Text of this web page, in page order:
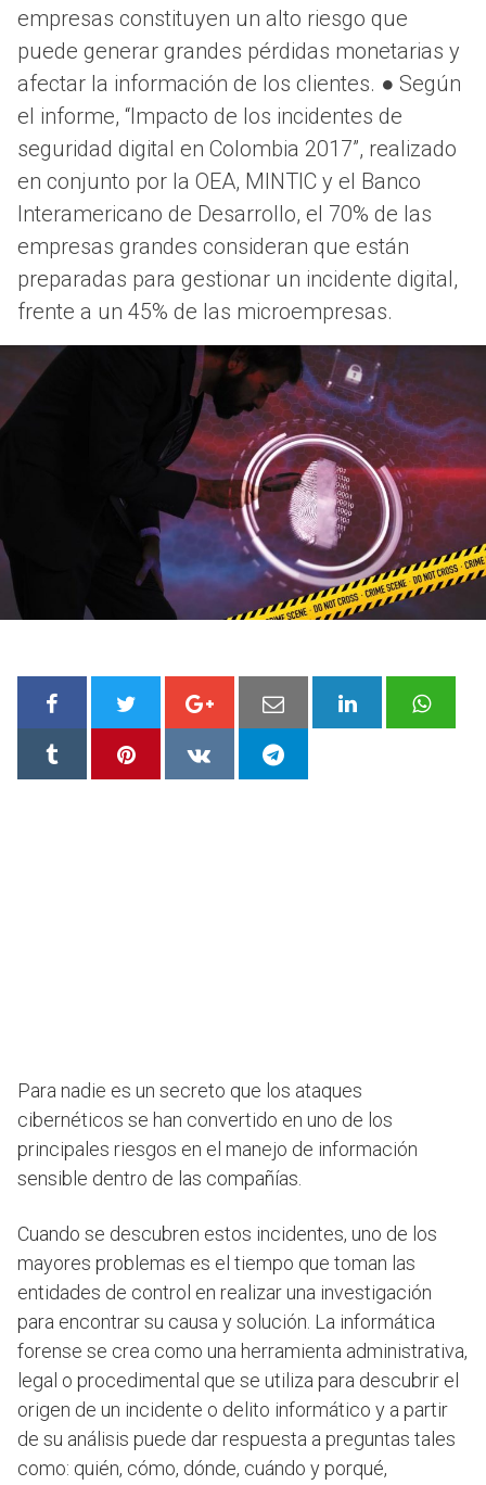
empresas constituyen un alto riesgo que
puede generar grandes pérdidas monetarias y
afectar la información de los clientes. ● Según
el informe, “Impacto de los incidentes de
seguridad digital en Colombia 2017”, realizado
en conjunto por la OEA, MINTIC y el Banco
Interamericano de Desarrollo, el 70% de las
empresas grandes consideran que están
preparadas para gestionar un incidente digital,
frente a un 45% de las microempresas.
Para nadie es un secreto que los ataques
cibernéticos se han convertido en uno de los
principales riesgos en el manejo de información
sensible dentro de las compañías.
Cuando se descubren estos incidentes, uno de los
mayores problemas es el tiempo que toman las
entidades de control en realizar una investigación
para encontrar su causa y solución. La informática
forense se crea como una herramienta administrativa,
legal o procedimental que se utiliza para descubrir el
origen de un incidente o delito informático y a partir
de su análisis puede dar respuesta a preguntas tales
como: quién, cómo, dónde, cuándo y porqué,